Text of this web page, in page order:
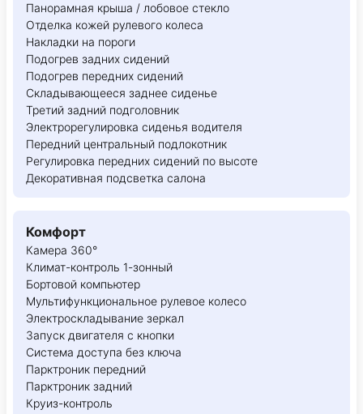
Панорамная крыша / лобовое стекло
Отделка кожей рулевого колеса
Накладки на пороги
Подогрев задних сидений
Подогрев передних сидений
Складывающееся заднее сиденье
Третий задний подголовник
Электрорегулировка сиденья водителя
Передний центральный подлокотник
Регулировка передних сидений по высоте
Декоративная подсветка салона
Комфорт
Камера 360°
Климат-контроль 1-зонный
Бортовой компьютер
Мультифункциональное рулевое колесо
Электроскладывание зеркал
Запуск двигателя с кнопки
Система доступа без ключа
Парктроник передний
Парктроник задний
Круиз-контроль